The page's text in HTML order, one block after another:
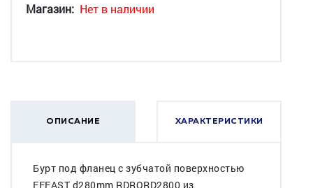
Магазин: Нет в наличии
ОПИСАНИЕ ХАРАКТЕРИСТИКИ
Бурт под фланец с зубчатой поверхностью
EFFAST d280mm RDRQRD2800 из